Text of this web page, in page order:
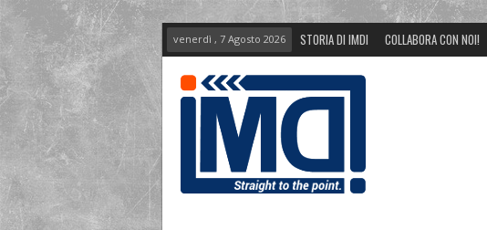
venerdì , 7 Agosto 2026 STORIA DI IMDI COLLABORA CON NOI!